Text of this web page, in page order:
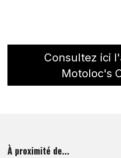
Consultez ici
Motoloc's
À proximité de...